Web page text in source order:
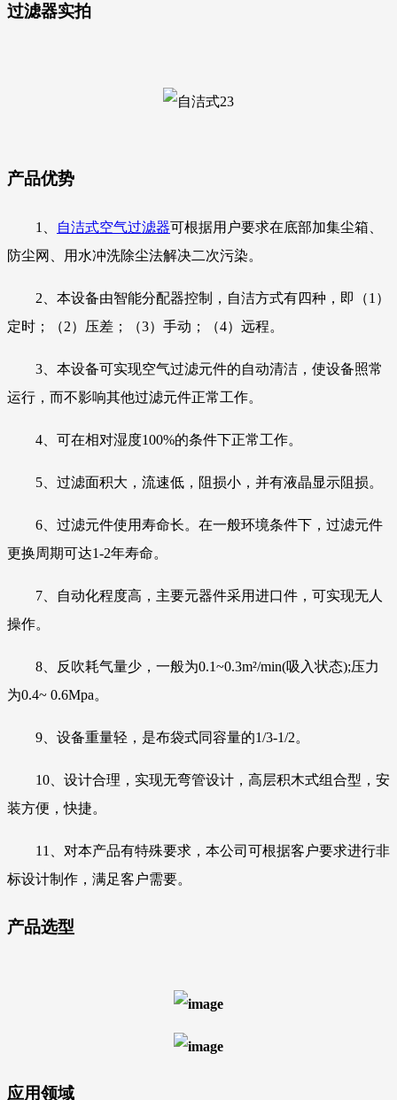
过滤器实拍
产品优势
1、 自洁式空气过滤器可根据用户要求在底部加集尘箱、
防尘网、用水冲洗除尘法解决二次污染。
2、本设备由智能分配器控制，自洁方式有四种，即（1）
定时；（2）压差；（3）手动；（4）远程。
3、本设备可实现空气过滤元件的自动清洁，使设备照常
运行，而不影响其他过滤元件正常工作。
4、可在相对湿度100%的条件下正常工作。
5、过滤面积大，流速低，阻损小，并有液晶显示阻损。
6、过滤元件使用寿命长。在一般环境条件下，过滤元件
更换周期可达1-2年寿命。
7、自动化程度高，主要元器件采用进口件，可实现无人
操作。
8、反吹耗气量少，一般为0.1~0.3m²/min(吸入状态);压力
为0.4~ 0.6Mpa。
9、设备重量轻，是布袋式同容量的1/3-1/2。
10、设计合理，实现无弯管设计，高层积木式组合型，安
装方便，快捷。
11、对本产品有特殊要求，本公司可根据客户要求进行非
标设计制作，满足客户需要。
产品选型
应用领域